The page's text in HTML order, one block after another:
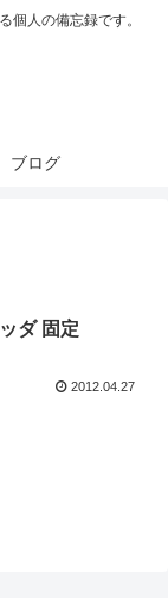
個人の備忘録です。
ブログ
ダ 固定
2012.04.27